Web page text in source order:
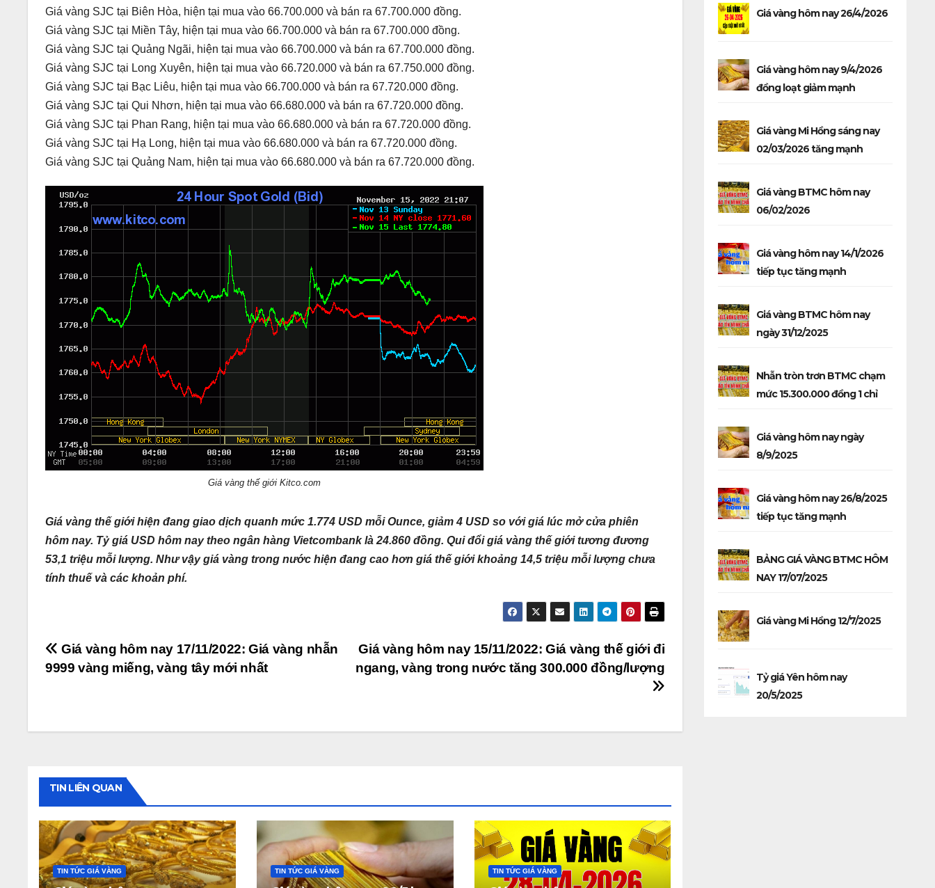
Tải ngay trên CH Play
Giá vàng SJC tại Biên Hòa, hiện tại mua vào 66.700.000 và bán ra 67.700.000 đồng.
Giá vàng SJC tại Miền Tây, hiện tại mua vào 66.700.000 và bán ra 67.700.000 đồng.
Giá vàng SJC tại Quảng Ngãi, hiện tại mua vào 66.700.000 và bán ra 67.700.000 đồng.
Giá vàng SJC tại Long Xuyên, hiện tại mua vào 66.720.000 và bán ra 67.750.000 đồng.
Giá vàng SJC tại Bạc Liêu, hiện tại mua vào 66.700.000 và bán ra 67.720.000 đồng.
Giá vàng SJC tại Qui Nhơn, hiện tại mua vào 66.680.000 và bán ra 67.720.000 đồng.
Giá vàng SJC tại Phan Rang, hiện tại mua vào 66.680.000 và bán ra 67.720.000 đồng.
Giá vàng SJC tại Hạ Long, hiện tại mua vào 66.680.000 và bán ra 67.720.000 đồng.
Giá vàng SJC tại Quảng Nam, hiện tại mua vào 66.680.000 và bán ra 67.720.000 đồng.
Giá vàng thế giới Kitco.com
Giá vàng thế giới hiện đang giao dịch quanh mức 1.774 USD mỗi Ounce, giảm 4 USD so với giá lúc mở cửa phiên
hôm nay. Tỷ giá USD hôm nay theo ngân hàng Vietcombank là 24.860 đồng. Qui đổi giá vàng thế giới tương đương
53,1 triệu mỗi lượng. Như vậy giá vàng trong nước hiện đang cao hơn giá thế giới khoảng 14,5 triệu mỗi lượng chưa
tính thuế và các khoản phí.
Điều
hướng
Giá vàng hôm nay 15/11/2022: Giá vàng thế giới đi
ngang, vàng trong nước tăng 300.000 đồng/lượng
Giá vàng hôm nay 17/11/2022: Giá vàng nhẫn
9999 vàng miếng, vàng tây mới nhất
TIN LIÊN QUAN
TIN TỨC GIÁ VÀNG TIN TỨC GIÁ VÀNG TIN TỨC GIÁ VÀNG
Giá vàng hôm nay 26/4/2026
Giá vàng hôm nay 9/4/2026
đồng loạt giảm mạnh
Giá vàng Mi Hồng sáng nay
02/03/2026 tăng mạnh
Giá vàng BTMC hôm nay
06/02/2026
Giá vàng hôm nay 14/1/2026
tiếp tục tăng mạnh
Giá vàng BTMC hôm nay
ngày 31/12/2025
Nhẫn tròn trơn BTMC chạm
mức 15.300.000 đồng 1 chỉ
Giá vàng hôm nay ngày
8/9/2025
Giá vàng hôm nay 26/8/2025
tiếp tục tăng mạnh
BẢNG GIÁ VÀNG BTMC HÔM
NAY 17/07/2025
Giá vàng Mi Hồng 12/7/2025
Tỷ giá Yên hôm nay
20/5/2025